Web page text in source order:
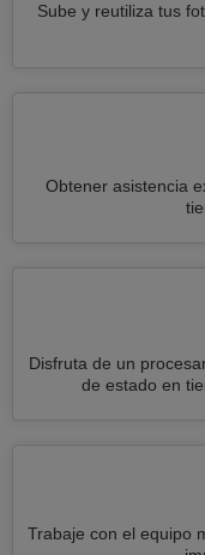
Sube y reutiliza tus
Obtener asistencia
Disfruta de un
de estado en
Trabaje con el equipo